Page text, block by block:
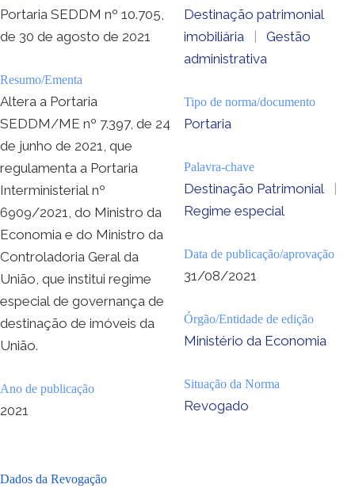
Portaria SEDDM nº 10.705,
de 30 de agosto de 2021
Resumo/Ementa
Altera a Portaria
SEDDM/ME nº 7.397, de 24
de junho de 2021, que
regulamenta a Portaria
Interministerial nº
6909/2021, do Ministro da
Economia e do Ministro da
Controladoria Geral da
União, que institui regime
especial de governança de
destinação de imóveis da
União.
Ano de publicação
2021
Destinação patrimonial
imobiliária
|
Gestão
administrativa
Tipo de norma/documento
Portaria
Palavra-chave
Destinação Patrimonial
|
Regime especial
Data de publicação/aprovação
31/08/2021
Órgão/Entidade de edição
Ministério da Economia
Situação da Norma
Revogado
Dados da Revogação